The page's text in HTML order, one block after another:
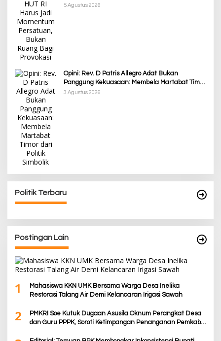
Provokasi
5 Agustus 2026
Opini: Rev. D Patris Allegro Adat Bukan
Panggung Kekuasaan: Membela Martabat Timor
dari Politik Simbolik
3 Agustus 2026
Politik Terbaru
Postingan Lain
1
Mahasiswa KKN UMK Bersama Warga Desa Inelika
Restorasi Talang Air Demi Kelancaran Irigasi Sawah
2
PMKRI Soe Kutuk Dugaan Asusila Oknum Perangkat Desa
dan Guru PPPK, Soroti Ketimpangan Penanganan Pemkab